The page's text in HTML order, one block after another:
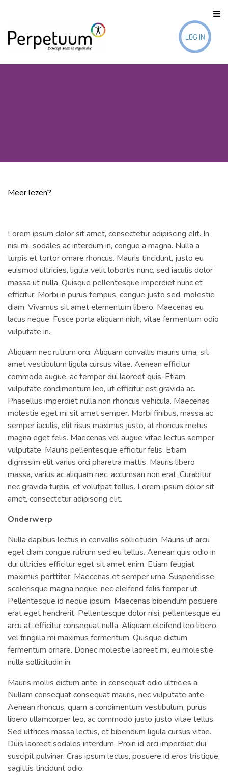
Meer lezen?
Lorem ipsum dolor sit amet, consectetur adipiscing elit. In
nisi mi, sodales ac interdum in, congue a magna. Nulla a
turpis et tortor ornare rhoncus. Mauris tincidunt, justo eu
euismod ultricies, ligula velit lobortis nunc, sed iaculis dolor
massa ut nulla. Quisque pellentesque imperdiet nunc et
efficitur. Morbi in purus tempus, congue justo sed, molestie
diam. Vivamus sit amet elementum libero. Maecenas eu
lacus neque. Fusce porta aliquam nibh, vitae fermentum odio
vulputate in.
Aliquam nec rutrum orci. Aliquam convallis mauris urna, sit
amet vestibulum ligula cursus vitae. Aenean efficitur
commodo augue, ac tempor dui laoreet quis. Etiam
vulputate condimentum leo, ut efficitur est gravida ac.
Phasellus imperdiet nulla non rhoncus vehicula. Maecenas
molestie eget mi sit amet semper. Morbi finibus, massa ac
semper iaculis, elit risus maximus justo, at rhoncus metus
magna eget felis. Maecenas vel augue vitae lectus semper
vulputate. Mauris pellentesque efficitur felis. Etiam
dignissim elit varius orci pharetra mattis. Mauris libero
massa, varius ac aliquam nec, accumsan non erat. Curabitur
nec gravida turpis, et volutpat tellus. Lorem ipsum dolor sit
amet, consectetur adipiscing elit.
Onderwerp
Nulla dapibus lectus in convallis sollicitudin. Mauris ut arcu
eget diam congue rutrum sed eu tellus. Aenean quis odio in
dui ultricies efficitur eget sit amet enim. Etiam feugiat
maximus porttitor. Maecenas et semper urna. Suspendisse
scelerisque magna neque, nec eleifend felis tempor ut.
Pellentesque id neque ipsum. Maecenas bibendum posuere
erat eget hendrerit. Pellentesque dolor nisi, pellentesque eu
arcu at, efficitur consequat nulla. Aliquam eleifend leo libero,
vel fringilla mi maximus fermentum. Quisque dictum
fermentum ornare. Donec molestie laoreet mi, eu molestie
nulla sollicitudin in.
Mauris mollis dictum ante, in consequat odio ultricies a.
Nullam consequat consequat mauris, nec vulputate ante.
Aenean rhoncus, quam a condimentum vestibulum, purus
libero ullamcorper leo, ac commodo justo justo vitae tellus.
Sed ultrices massa lectus, et bibendum ligula cursus vitae.
Duis laoreet sodales interdum. Proin id orci imperdiet dui
suscipit pulvinar. Cras ipsum lectus, posuere id eros tristique,
sagittis tincidunt odio.